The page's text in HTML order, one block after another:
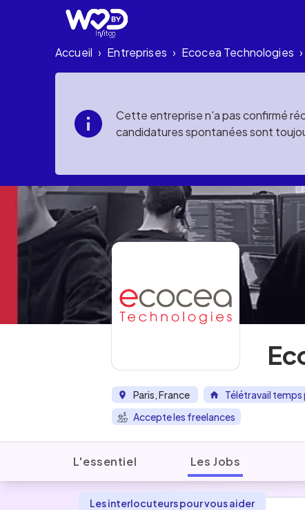
Accueil › Entreprises › Ecocea Technologies ›
Cette entreprise n'a pas confirmé
candidatures spontanées sont
Paris, France Télétravail temps
Accepte les freelances
L'essentiel Les Jobs
Les interlocuteurs pour vous aider